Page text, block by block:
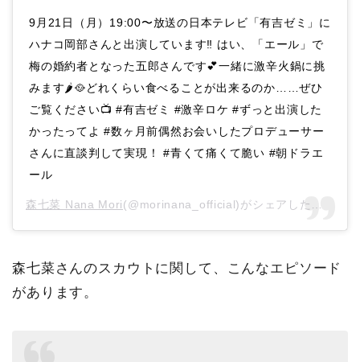
9月21日（月）19:00〜放送の日本テレビ「有吉ゼミ」に
ハナコ岡部さんと出演しています‼️ はい、「エール」で
梅の婚約者となった五郎さんです💕一緒に激辛火鍋に挑
みます🌶🥘どれくらい食べることが出来るのか……ぜひ
ご覧ください📺 #有吉ゼミ #激辛ロケ #ずっと出演した
かったってよ #数ヶ月前偶然お会いしたプロデューサー
さんに直談判して実現！ #青くて痛くて脆い #朝ドラエ
ール
森七菜 Nana Mori(@morinana_official)がシェアした投稿 –
森七菜さんのスカウトに関して、こんなエピソード
があります。